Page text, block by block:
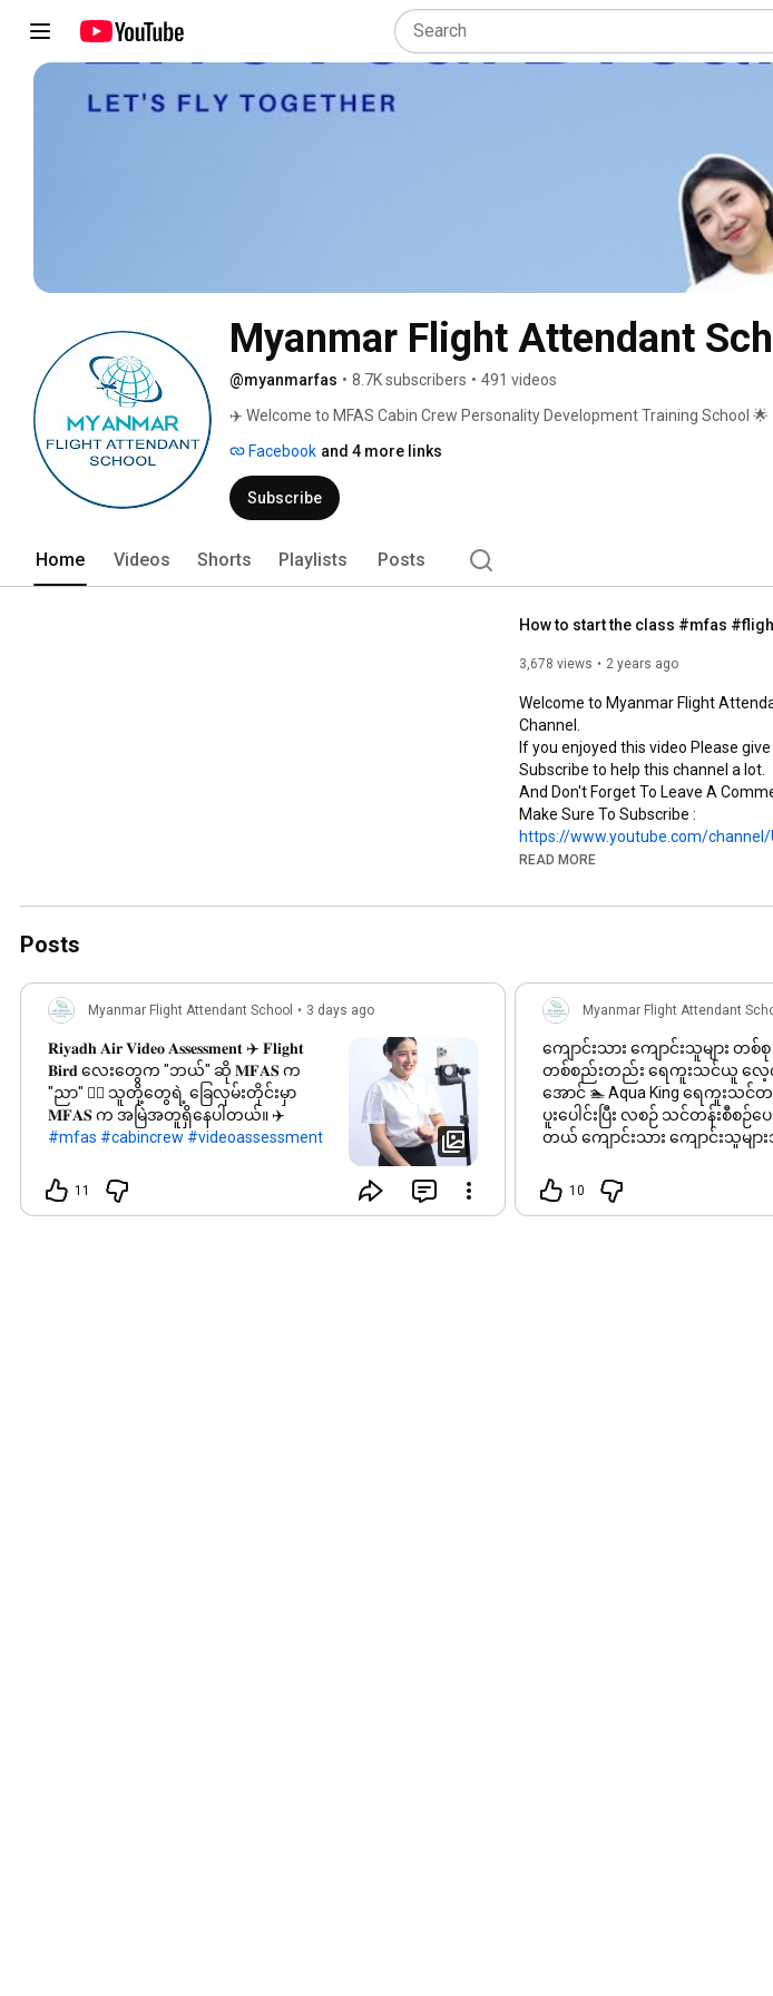
Myanmar Flight Attendant
@myanmarfas • 8.7K subscribers • 491 videos
✈️ Welcome to MFAS Cabin Crew Personality Development Training School 🌟
Facebook and 4 more links
Subscribe
Home Videos Shorts Playlists Posts
3,678 views 2 years ago
Welcome to Myanmar Flight
Channel.
If you enjoyed this video Please give
Subscribe to help this channel a lot.
And Don't Forget To Leave A
https://www.youtube.com/channel/
#flightattendant
Disclaimer
Original Creator :  @margotindubai
Link : https://www.youtube.com/
Copyright Disclaimer Under
1976, allowance is made for "fair
criticism, comment, news
research. Fair use is a use
might otherwise be infringing.
personal use tips the balance in
READ MORE
Posts
Myanmar Flight Attendant School • 3 days ago
𝐑𝐢𝐲𝐚𝐝𝐡 𝐀𝐢𝐫 𝐕𝐢𝐝𝐞𝐨 𝐀𝐬𝐬𝐞𝐬𝐬𝐦𝐞𝐧𝐭 ✈️ 𝐅𝐥𝐢𝐠𝐡𝐭
𝐁𝐢𝐫𝐝 လေးတွေက "ဘယ်" ဆို 𝐌𝐅𝐀𝐒 က
"ညာ" 🚶‍♀ သူတို့တွေရဲ့ ခြေလှမ်းတိုင်းမှာ
𝐌𝐅𝐀𝐒 က အမြဲအတူရှိနေပါတယ်။ ✈️
#mfas #cabincrew #videoassessment
11
Myanmar Flight Attendant
ကျောင်းသား ကျောင်းသူများ တစ်စု
တစ်စည်းတည်း ရေကူးသင်ယူ လေ့ကျင့်နိုင်
အောင် 🏊 Aqua King ရေကူးသင်တန်းနဲ့
ပူးပေါင်းပြီး လစဉ် သင်တန်းစီစဉ်ပေးထားပါ
တယ် ကျောင်းသား ကျောင်းသူများသီးသန့်
အတူတူ တခါတည်း ရေကူးပါ သင်နိုင်
🥰✨
#mfas
10